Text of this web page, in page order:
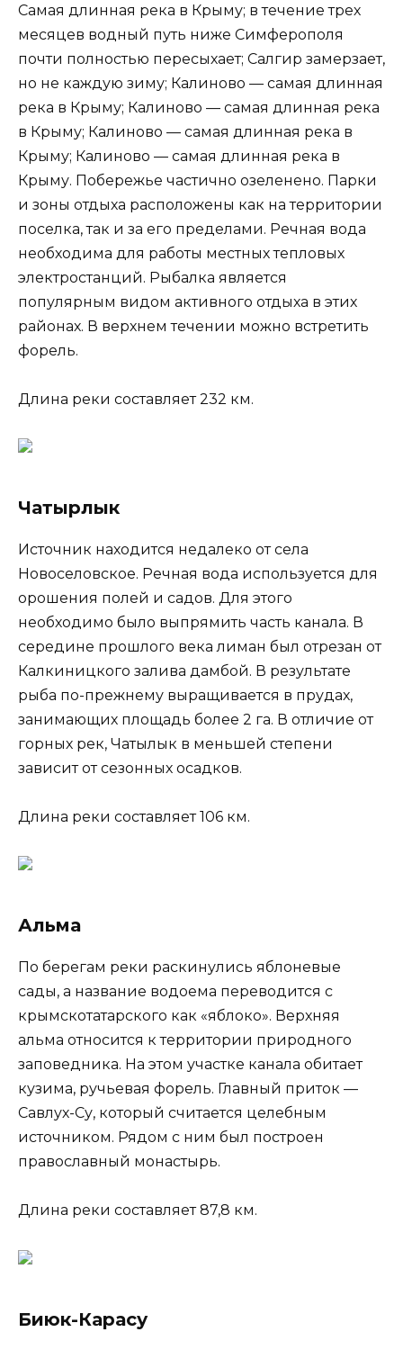
Самая длинная река в Крыму; в течение трех
месяцев водный путь ниже Симферополя
почти полностью пересыхает; Салгир замерзает,
но не каждую зиму; Калиново — самая длинная
река в Крыму; Калиново — самая длинная река
в Крыму; Калиново — самая длинная река в
Крыму; Калиново — самая длинная река в
Крыму. Побережье частично озеленено. Парки
и зоны отдыха расположены как на территории
поселка, так и за его пределами. Речная вода
необходима для работы местных тепловых
электростанций. Рыбалка является
популярным видом активного отдыха в этих
районах. В верхнем течении можно встретить
форель.
Длина реки составляет 232 км.
Чатырлык
Источник находится недалеко от села
Новоселовское. Речная вода используется для
орошения полей и садов. Для этого
необходимо было выпрямить часть канала. В
середине прошлого века лиман был отрезан от
Калкиницкого залива дамбой. В результате
рыба по-прежнему выращивается в прудах,
занимающих площадь более 2 га. В отличие от
горных рек, Чатылык в меньшей степени
зависит от сезонных осадков.
Длина реки составляет 106 км.
Альма
По берегам реки раскинулись яблоневые
сады, а название водоема переводится с
крымскотатарского как «яблоко». Верхняя
альма относится к территории природного
заповедника. На этом участке канала обитает
кузима, ручьевая форель. Главный приток —
Савлух-Су, который считается целебным
источником. Рядом с ним был построен
православный монастырь.
Длина реки составляет 87,8 км.
Биюк-Карасу